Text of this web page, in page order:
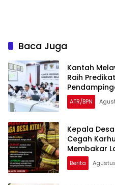
Baca Juga
Kantah
Raih
Lapangan
ATR/BPN
Kepala
Cegah
Membakar
Berita